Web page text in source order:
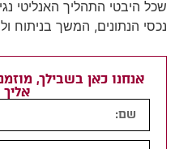
שכל היבטי התהליך האנליטי
נכסי הנתונים, המשך בניתוח
אנחנו כאן בשבילך,